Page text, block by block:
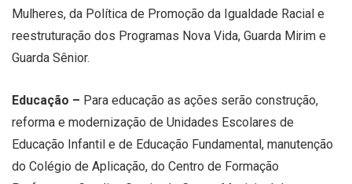
Mulheres, da Política de Promoção da Igualdade Racial e
reestruturação dos Programas Nova Vida, Guarda Mirim e
Guarda Sênior.
Educação – Para educação as ações serão construção,
reforma e modernização de Unidades Escolares de
Educação Infantil e de Educação Fundamental, manutenção
do Colégio de Aplicação, do Centro de Formação